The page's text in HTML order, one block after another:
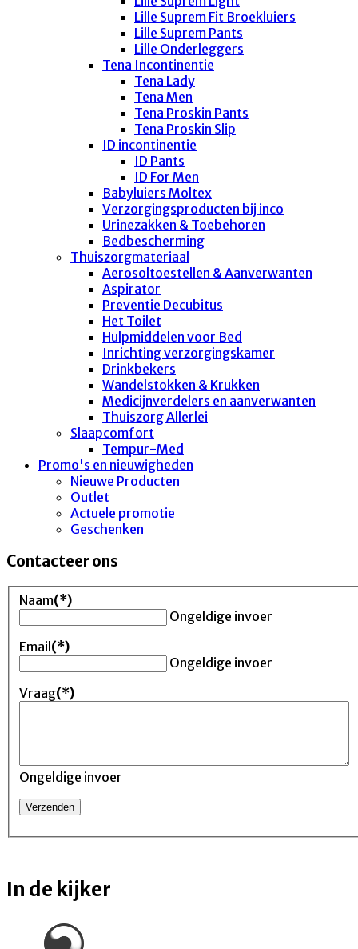
Lille Suprem Fit Broekluiers
Lille Suprem Pants
Lille Onderleggers
Tena Incontinentie
Tena Lady
Tena Men
Tena Proskin Pants
Tena Proskin Slip
ID incontinentie
ID Pants
ID For Men
Babyluiers Moltex
Verzorgingsproducten bij inco
Urinezakken & Toebehoren
Bedbescherming
Thuiszorgmateriaal
Aerosoltoestellen & Aanverwanten
Aspirator
Preventie Decubitus
Het Toilet
Hulpmiddelen voor Bed
Inrichting verzorgingskamer
Drinkbekers
Wandelstokken & Krukken
Medicijnverdelers en aanverwanten
Thuiszorg Allerlei
Slaapcomfort
Tempur-Med
Promo's en nieuwigheden
Nieuwe Producten
Outlet
Actuele promotie
Geschenken
Contacteer ons
Naam(*)
Ongeldige invoer
Email(*)
Ongeldige invoer
Vraag(*)
Ongeldige invoer
In de kijker